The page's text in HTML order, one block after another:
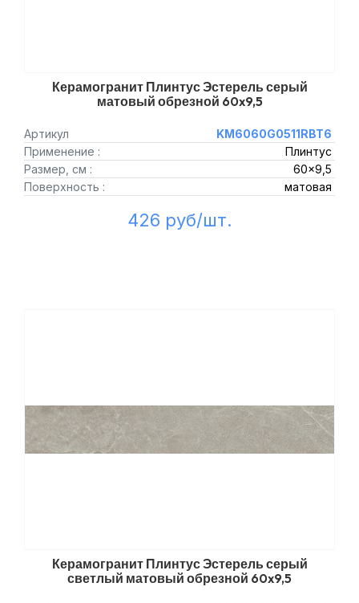
Керамогранит Плинтус Эстерель серый
матовый обрезной 60x9,5
Артикул
KM6060G0511RBT6
Применение :
Плинтус
Размер, см :
60x9,5
Поверхность :
матовая
426 руб/шт.
Керамогранит Плинтус Эстерель серый
светлый матовый обрезной 60x9,5